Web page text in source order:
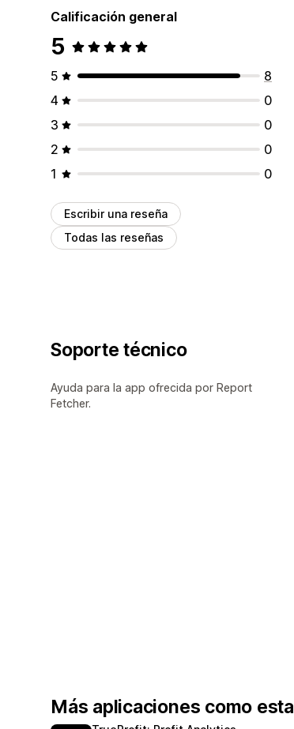
Calificación general
5
5
8
4
0
3
0
2
0
1
0
Escribir una reseña
Todas las reseñas
Soporte técnico
Ayuda para la app ofrecida por Report
Fetcher.
Más aplicaciones como esta